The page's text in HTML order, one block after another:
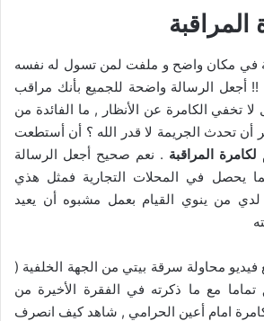
المراقبة
في مكان واضح و ملفت لمن تسول له نفسه
!! أجعل الرسالة واضحة للجميع بأنك مراقب
لا تخفي الكامرة عن الأنظار , ما الفائدة من
أن تحدث الجريمة لا قدر الله ؟ أن أستطعت
المراقبة . نعم صحيح أجعل الرسالة
يحصل في المحلات التجارية فمثل هذي
لدي من ينوي القيام بعمل مشبوه أن يعيد
محاولة سرقة بيتي من الجهة الخلفية (
تماما مع ما ذكرته في الفقرة الأخيرة من
امام أعين الحرامي , شاهد كيف انصرف